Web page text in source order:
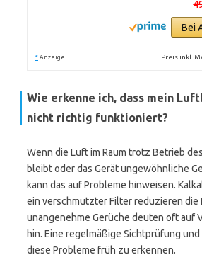
Bei
* Anzeige Preis inkl.
Wie erkenne ich, dass mein
nicht richtig funktioniert?
Wenn die Luft im Raum trotz Betrieb
bleibt oder das Gerät ungewöhnliche
kann das auf Probleme hinweisen.
ein verschmutzter Filter reduzieren die
unangenehme Gerüche deuten oft auf
hin. Eine regelmäßige Sichtprüfung
diese Probleme früh zu erkennen.